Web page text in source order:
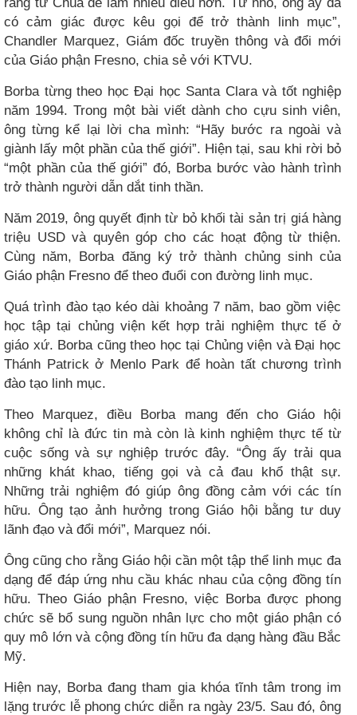
có cảm giác được kêu gọi để trở thành linh mục”,
Chandler Marquez, Giám đốc truyền thông và đổi mới
của Giáo phận Fresno, chia sẻ với KTVU.
Borba từng theo học Đại học Santa Clara và tốt nghiệp
năm 1994. Trong một bài viết dành cho cựu sinh viên,
ông từng kể lại lời cha mình: “Hãy bước ra ngoài và
giành lấy một phần của thế giới”. Hiện tại, sau khi rời bỏ
“một phần của thế giới” đó, Borba bước vào hành trình
trở thành người dẫn dắt tinh thần.
Năm 2019, ông quyết định từ bỏ khối tài sản trị giá hàng
triệu USD và quyên góp cho các hoạt động từ thiện.
Cùng năm, Borba đăng ký trở thành chủng sinh của
Giáo phận Fresno để theo đuổi con đường linh mục.
Quá trình đào tạo kéo dài khoảng 7 năm, bao gồm việc
học tập tại chủng viện kết hợp trải nghiệm thực tế ở
giáo xứ. Borba cũng theo học tại Chủng viện và Đại học
Thánh Patrick ở Menlo Park để hoàn tất chương trình
đào tạo linh mục.
Theo Marquez, điều Borba mang đến cho Giáo hội
không chỉ là đức tin mà còn là kinh nghiệm thực tế từ
cuộc sống và sự nghiệp trước đây. “Ông ấy trải qua
những khát khao, tiếng gọi và cả đau khổ thật sự.
Những trải nghiệm đó giúp ông đồng cảm với các tín
hữu. Ông tạo ảnh hưởng trong Giáo hội bằng tư duy
lãnh đạo và đổi mới”, Marquez nói.
Ông cũng cho rằng Giáo hội cần một tập thể linh mục đa
dạng để đáp ứng nhu cầu khác nhau của cộng đồng tín
hữu. Theo Giáo phận Fresno, việc Borba được phong
chức sẽ bổ sung nguồn nhân lực cho một giáo phận có
quy mô lớn và cộng đồng tín hữu đa dạng hàng đầu Bắc
Mỹ.
Hiện nay, Borba đang tham gia khóa tĩnh tâm trong im
lặng trước lễ phong chức diễn ra ngày 23/5. Sau đó, ông